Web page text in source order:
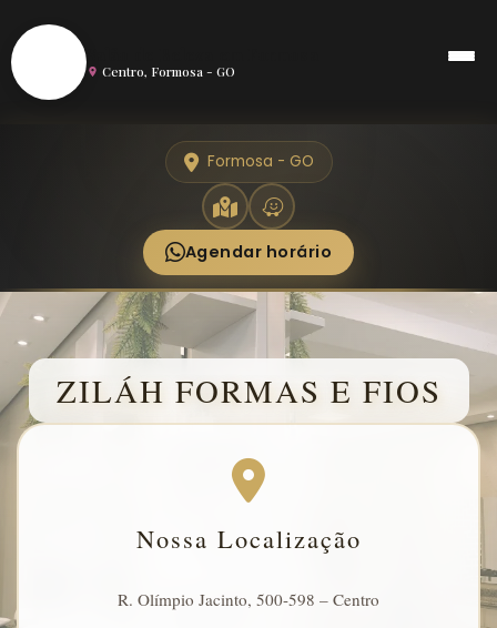
Centro, Formosa - GO
Formosa - GO
Agendar horário
ZILÁH FORMAS E FIOS
Nossa Localização
R. Olímpio Jacinto, 500-598 – Centro